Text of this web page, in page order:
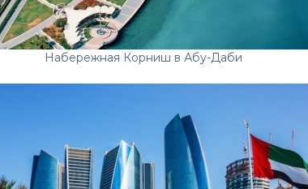
Набережная Корниш в Абу-Даби